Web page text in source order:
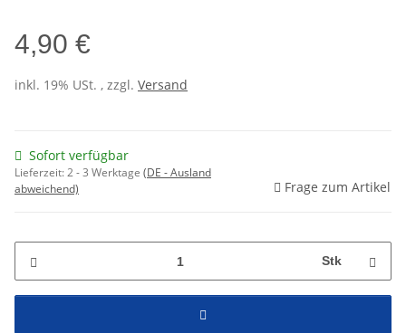
4,90 €
inkl. 19% USt. , zzgl. Versand
Sofort verfügbar
Lieferzeit:2 - 3 Werktage (DE - Ausland
abweichend)
Frage zum Artikel
Stk